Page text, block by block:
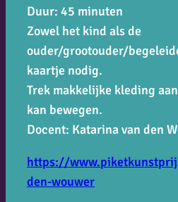
Duur: 45 minuten
Zowel het kind als de
ouder/grootouder/
kaartje nodig.
Trek makkelijke kleding
kan bewegen.
Docent: Katarina van den
https://
den-wouwer